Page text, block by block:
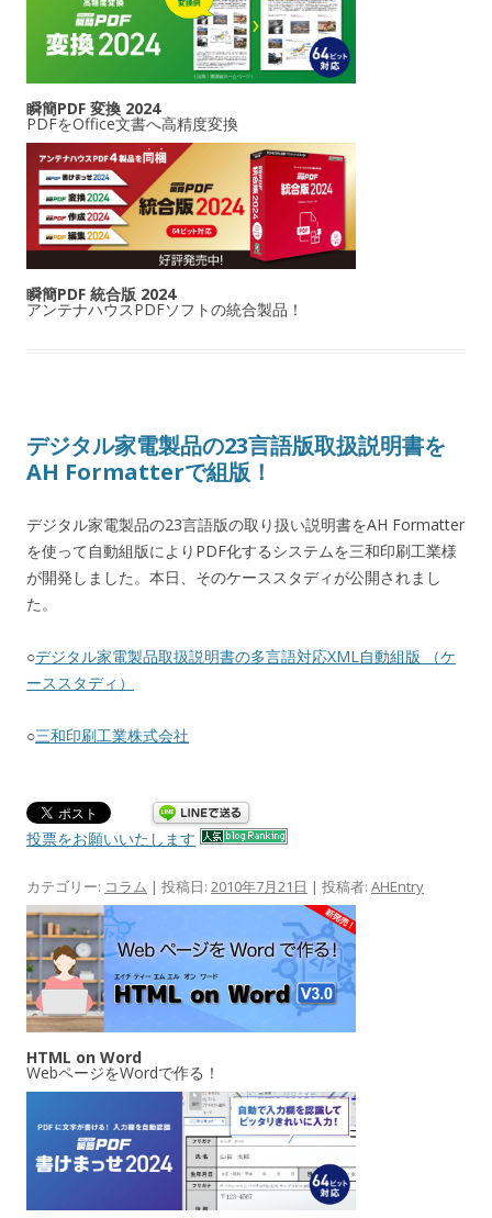
瞬簡PDF 変換 2024
PDFをOffice文書へ高精度変換
瞬簡PDF 統合版 2024
アンテナハウスPDFソフトの統合製品！
デジタル家電製品の23言語版取扱説明書を
AH Formatterで組版！
デジタル家電製品の23言語版の取り扱い説明書をAH Formatter
を使って自動組版によりPDF化するシステムを三和印刷工業様
が開発しました。本日、そのケーススタディが公開されまし
た。
○デジタル家電製品取扱説明書の多言語対応XML自動組版 （ケ
ーススタディ）
○三和印刷工業株式会社
投票をお願いいたします
カテゴリー: コラム | 投稿日: 2010年7月21日 | 投稿者: AHEntry
HTML on Word
WebページをWordで作る！